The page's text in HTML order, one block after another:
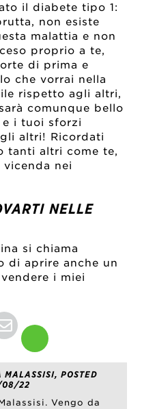
il diabete tipo 1:
non esiste
malattia e non
proprio a te,
di prima e
che vorrai nella
rispetto agli altri,
comunque bello
i tuoi sforzi
altri! Ricordati
tanti altri come te,
nei
NELLE
si chiama
di aprire anche un
i miei
MALASSISI, POSTED
08/22
Vengo da